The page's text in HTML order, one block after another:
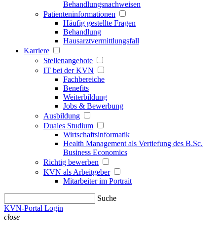
Behandlungsnachweisen
Patienteninformationen
Häufig gestellte Fragen
Behandlung
Hausarztvermittlungsfall
Karriere
Stellenangebote
IT bei der KVN
Fachbereiche
Benefits
Weiterbildung
Jobs & Bewerbung
Ausbildung
Duales Studium
Wirtschaftsinformatik
Health Management als Vertiefung des B.Sc.
Business Economics
Richtig bewerben
KVN als Arbeitgeber
Mitarbeiter im Portrait
Suche
KVN-Portal Login
close